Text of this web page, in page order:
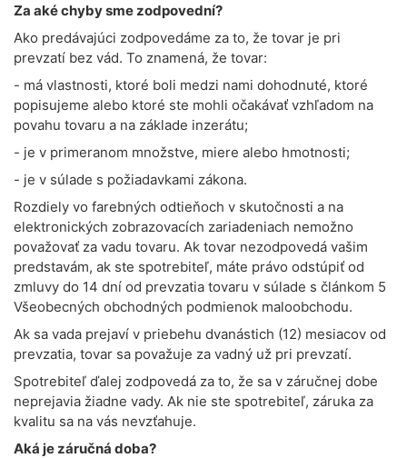
Za aké chyby sme zodpovední?
Ako predávajúci zodpovedáme za to, že tovar je pri
prevzatí bez vád. To znamená, že tovar:
- má vlastnosti, ktoré boli medzi nami dohodnuté, ktoré
popisujeme alebo ktoré ste mohli očakávať vzhľadom na
povahu tovaru a na základe inzerátu;
- je v primeranom množstve, miere alebo hmotnosti;
- je v súlade s požiadavkami zákona.
Rozdiely vo farebných odtieňoch v skutočnosti a na
elektronických zobrazovacích zariadeniach nemožno
považovať za vadu tovaru. Ak tovar nezodpovedá vašim
predstavám, ak ste spotrebiteľ, máte právo odstúpiť od
zmluvy do 14 dní od prevzatia tovaru v súlade s článkom 5
Všeobecných obchodných podmienok maloobchodu.
Ak sa vada prejaví v priebehu dvanástich (12) mesiacov od
prevzatia, tovar sa považuje za vadný už pri prevzatí.
Spotrebiteľ ďalej zodpovedá za to, že sa v záručnej dobe
neprejavia žiadne vady. Ak nie ste spotrebiteľ, záruka za
kvalitu sa na vás nevzťahuje.
Aká je záručná doba?